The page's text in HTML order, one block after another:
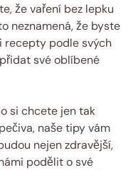
že vaření bez lepku
neznamená, že byste
recepty podle svých
své oblíbené
si chcete jen tak
naše tipy vám
nejen zdravější,
podělit o své